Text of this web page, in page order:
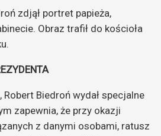
zdjął portret papieża,
Obraz trafił do kościoła
Biedroń wydał specjalne
zapewnia, że przy okazji
z danymi osobami, ratusz